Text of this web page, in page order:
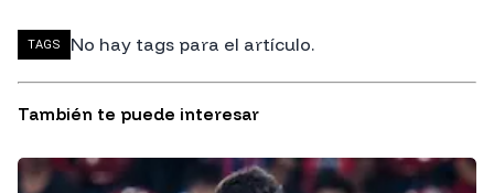
TAGS No hay tags para el artículo.
También te puede interesar